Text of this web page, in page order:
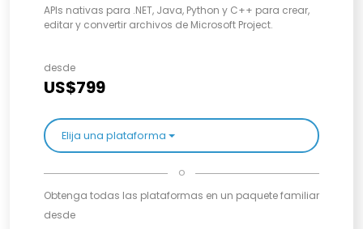
APIs nativas para .NET, Java, Python y C++ para crear,
editar y convertir archivos de Microsoft Project.
desde
US$799
Elija una plataforma
o
Obtenga todas las plataformas en un paquete familiar
desde